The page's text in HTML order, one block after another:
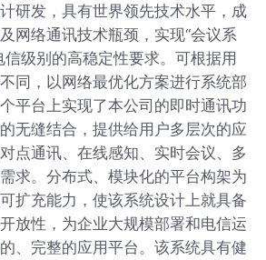
研发，具有世界领先技术水平，成
网络通讯技术瓶颈，实现“会议系
信级别的高稳定性要求。可根据用
同，以网络最优化方案进行系统部
平台上实现了本公司的即时通讯功
无缝结合，提供给用户多层次的应
点通讯、在线感知、实时会议、多
求。分布式、模块化的平台构架为
扩充能力，使该系统设计上就具备
放性，为企业大规模部署和电信运
、完整的应用平台。该系统具有健